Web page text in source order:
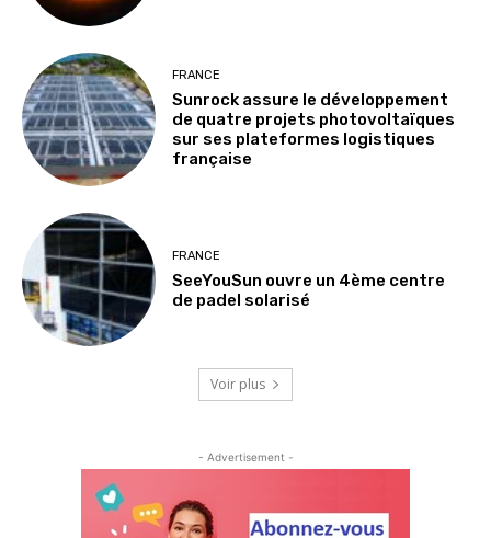
FRANCE
Sunrock assure le développement
de quatre projets photovoltaïques
sur ses plateformes logistiques
française
FRANCE
SeeYouSun ouvre un 4ème centre
de padel solarisé
Voir plus
- Advertisement -